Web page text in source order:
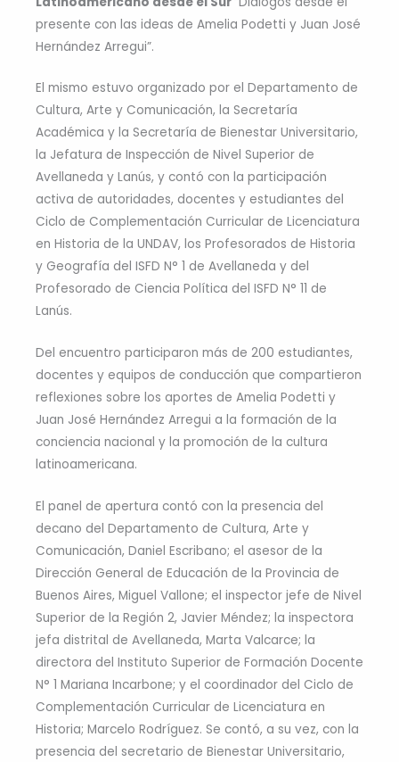
presente con las ideas de Amelia Podetti y Juan José
Hernández Arregui”.
El mismo estuvo organizado por el Departamento de
Cultura, Arte y Comunicación, la Secretaría
Académica y la Secretaría de Bienestar Universitario,
la Jefatura de Inspección de Nivel Superior de
Avellaneda y Lanús, y contó con la participación
activa de autoridades, docentes y estudiantes del
Ciclo de Complementación Curricular de Licenciatura
en Historia de la UNDAV, los Profesorados de Historia
y Geografía del ISFD N° 1 de Avellaneda y del
Profesorado de Ciencia Política del ISFD N° 11 de
Lanús.
Del encuentro participaron más de 200 estudiantes,
docentes y equipos de conducción que compartieron
reflexiones sobre los aportes de Amelia Podetti y
Juan José Hernández Arregui a la formación de la
conciencia nacional y la promoción de la cultura
latinoamericana.
El panel de apertura contó con la presencia del
decano del Departamento de Cultura, Arte y
Comunicación, Daniel Escribano; el asesor de la
Dirección General de Educación de la Provincia de
Buenos Aires, Miguel Vallone; el inspector jefe de Nivel
Superior de la Región 2, Javier Méndez; la inspectora
jefa distrital de Avellaneda, Marta Valcarce; la
directora del Instituto Superior de Formación Docente
N° 1 Mariana Incarbone; y el coordinador del Ciclo de
Complementación Curricular de Licenciatura en
Historia; Marcelo Rodríguez. Se contó, a su vez, con la
presencia del secretario de Bienestar Universitario,